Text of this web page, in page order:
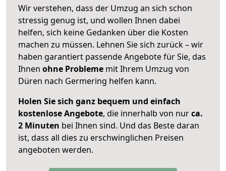
Wir verstehen, dass der Umzug an sich schon
stressig genug ist, und wollen Ihnen dabei
helfen, sich keine Gedanken über die Kosten
machen zu müssen. Lehnen Sie sich zurück – wir
haben garantiert passende Angebote für Sie, das
Ihnen ohne Probleme mit Ihrem Umzug von
Düren nach Germering helfen kann.
Holen Sie sich ganz bequem und einfach
kostenlose Angebote, die innerhalb von nurca.
2 Minuten bei Ihnen sind. Und das Beste daran
ist, dass all dies zu erschwinglichen Preisen
angeboten werden.